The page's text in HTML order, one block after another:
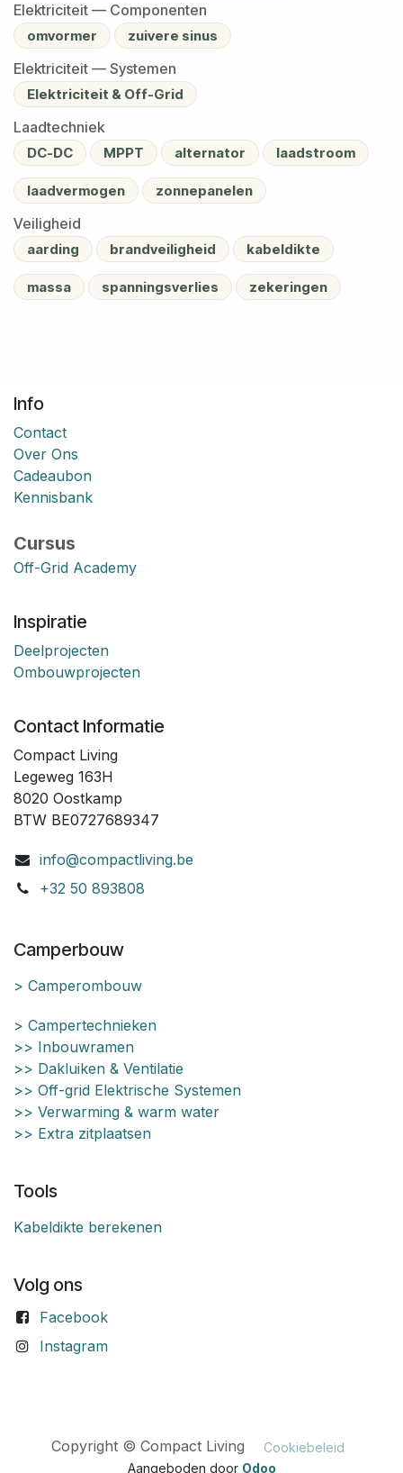
Elektriciteit — Componenten
omvormer zuivere sinus
Elektriciteit — Systemen
Elektriciteit & Off-Grid
Laadtechniek
DC-DC MPPT alternator laadstroom
laadvermogen zonnepanelen
Veiligheid
aarding brandveiligheid kabeldikte
massa spanningsverlies zekeringen
Info
Contact
Over Ons
Cadeaubon
Kennisbank
Cursus
Off-Grid Academy
Inspiratie
Deelprojecten
Ombouwprojecten
Contact Informatie
Compact Living
Legeweg 163H
8020 Oostkamp
BTW BE0727689347
info@compactliving.be
+32 50 893808
Camperbouw
> Camperombouw
> Campertechnieken
>> Inbouwramen
>> Dakluiken & Ventilatie
>> Off-grid Elektrische Systemen
>> Verwarming & warm water
>> Extra zitplaatsen
Tools
Kabeldikte berekenen
Volg ons
Facebook
Instagram
Copyright © Compact Living
Cookiebeleid
Aangeboden door Odoo